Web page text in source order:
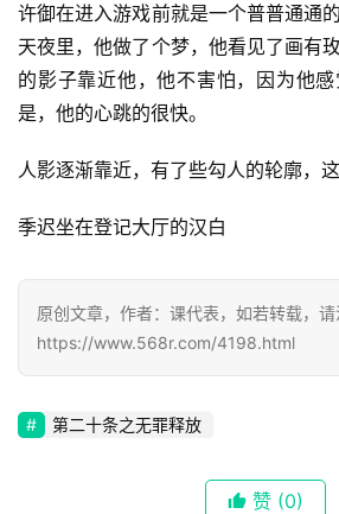
首
页
📖
语
许御在进入游戏前就是一个普普通通
天夜里，他做了个梦，他看见了画有
的影子靠近他，他不害怕，因为他
是，他的心跳的很快。
人影逐渐靠近，有了些勾人的轮廓，这
季迟坐在登记大厅的汉白
原创文章，作者：课代表，如若转载，请
https://www.568r.com/4198.html
第二十条之无罪释放
赞 (0)